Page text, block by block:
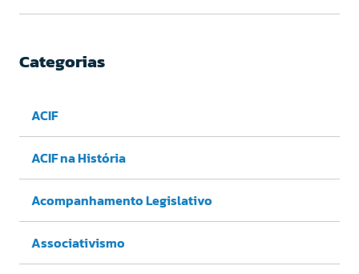
Categorias
ACIF
ACIF na História
Acompanhamento Legislativo
Associativismo